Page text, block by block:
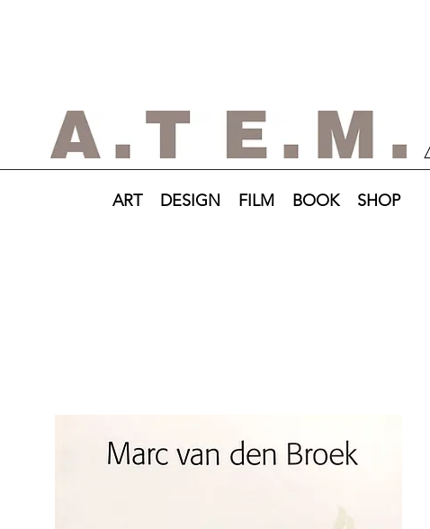
ART DESIGN FILM BOOK SHOP